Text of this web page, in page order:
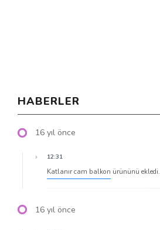
HABERLER
16 yıl önce
12:31
Katlanır cam balkon ürününü ekledi.
16 yıl önce